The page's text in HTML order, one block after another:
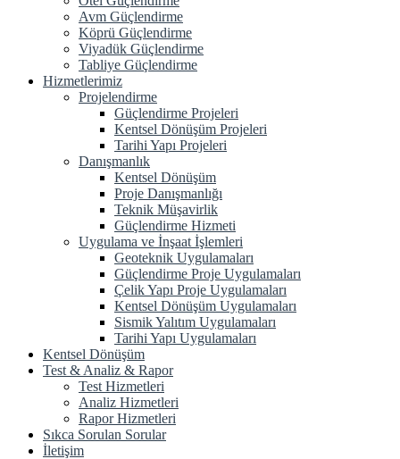
Avm Güçlendirme
Köprü Güçlendirme
Viyadük Güçlendirme
Tabliye Güçlendirme
Hizmetlerimiz
Projelendirme
Güçlendirme Projeleri
Kentsel Dönüşüm Projeleri
Tarihi Yapı Projeleri
Danışmanlık
Kentsel Dönüşüm
Proje Danışmanlığı
Teknik Müşavirlik
Güçlendirme Hizmeti
Uygulama ve İnşaat İşlemleri
Geoteknik Uygulamaları
Güçlendirme Proje Uygulamaları
Çelik Yapı Proje Uygulamaları
Kentsel Dönüşüm Uygulamaları
Sismik Yalıtım Uygulamaları
Tarihi Yapı Uygulamaları
Kentsel Dönüşüm
Test & Analiz & Rapor
Test Hizmetleri
Analiz Hizmetleri
Rapor Hizmetleri
Sıkca Sorulan Sorular
İletişim